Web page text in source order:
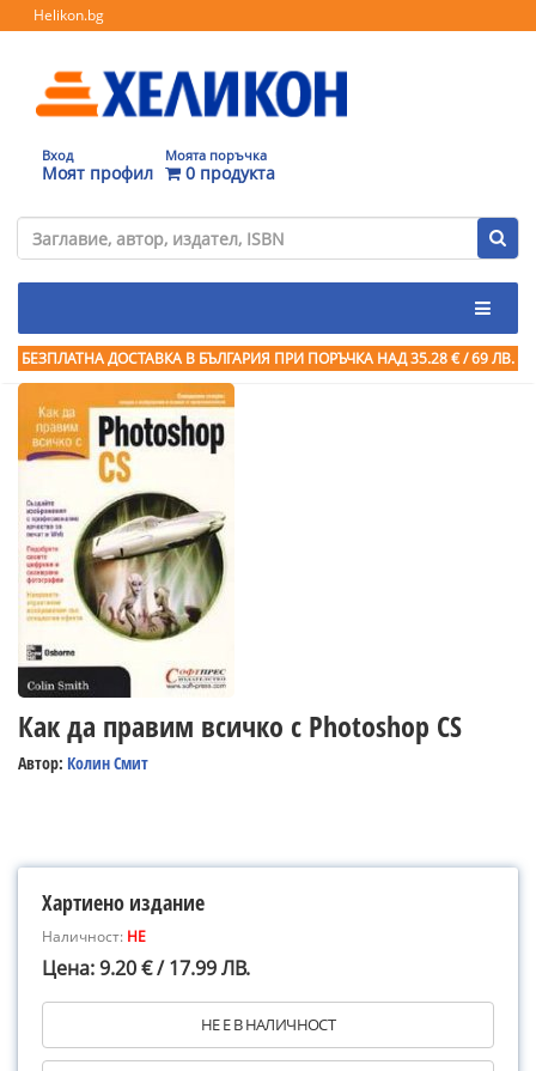
Helikon.bg
Вход
Моят профил
Моята поръчка
0 продукта
БЕЗПЛАТНА ДОСТАВКА В БЪЛГАРИЯ ПРИ ПОРЪЧКА НАД 35.28 € / 69 ЛВ.
Как да правим всичко с Photoshop CS
Автор: Колин Смит
Хартиено издание
Наличност: НЕ
Цена: 9.20 € / 17.99 ЛВ.
НЕ Е В НАЛИЧНОСТ